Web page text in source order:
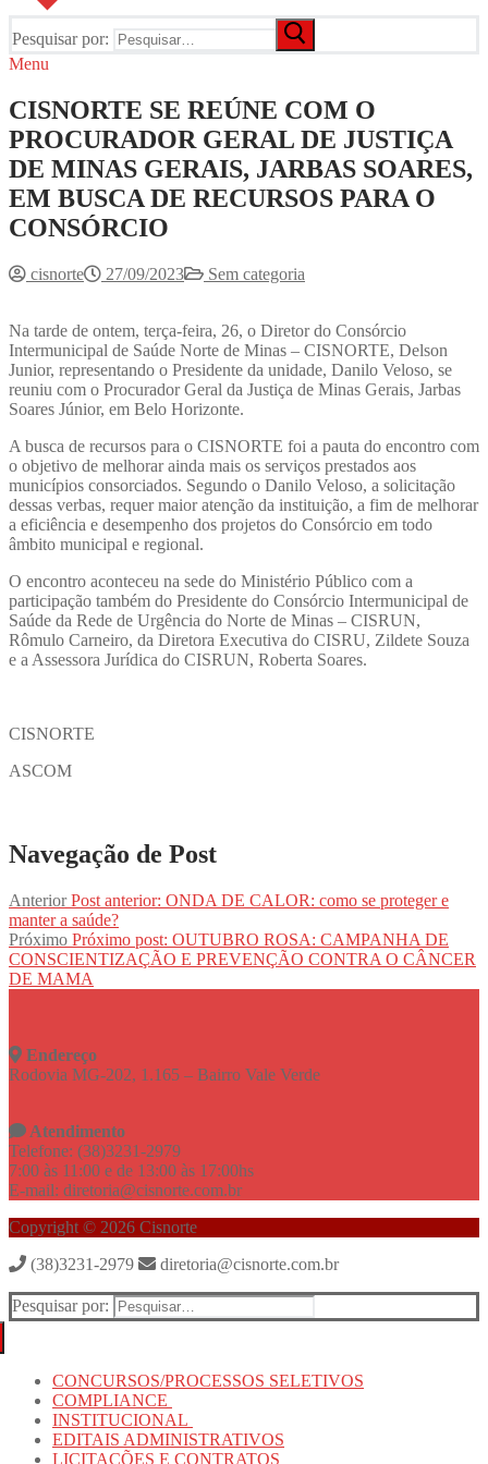
Pesquisar por:
Menu
CISNORTE SE REÚNE COM O
PROCURADOR GERAL DE JUSTIÇA
DE MINAS GERAIS, JARBAS SOARES,
EM BUSCA DE RECURSOS PARA O
CONSÓRCIO
cisnorte 27/09/2023 Sem categoria
Na tarde de ontem, terça-feira, 26, o Diretor do Consórcio
Intermunicipal de Saúde Norte de Minas – CISNORTE, Delson
Junior, representando o Presidente da unidade, Danilo Veloso, se
reuniu com o Procurador Geral da Justiça de Minas Gerais, Jarbas
Soares Júnior, em Belo Horizonte.
A busca de recursos para o CISNORTE foi a pauta do encontro com
o objetivo de melhorar ainda mais os serviços prestados aos
municípios consorciados. Segundo o Danilo Veloso, a solicitação
dessas verbas, requer maior atenção da instituição, a fim de melhorar
a eficiência e desempenho dos projetos do Consórcio em todo
âmbito municipal e regional.
O encontro aconteceu na sede do Ministério Público com a
participação também do Presidente do Consórcio Intermunicipal de
Saúde da Rede de Urgência do Norte de Minas – CISRUN,
Rômulo Carneiro, da Diretora Executiva do CISRU, Zildete Souza
e a Assessora Jurídica do CISRUN, Roberta Soares.
CISNORTE
ASCOM
Navegação de Post
Anterior Post anterior: ONDA DE CALOR: como se proteger e
manter a saúde?
Próximo Próximo post: OUTUBRO ROSA: CAMPANHA DE
CONSCIENTIZAÇÃO E PREVENÇÃO CONTRA O CÂNCER
DE MAMA
Endereço
Rodovia MG-202, 1.165 – Bairro Vale Verde
Atendimento
Telefone: (38)3231-2979
7:00 às 11:00 e de 13:00 às 17:00hs
E-mail: diretoria@cisnorte.com.br
Copyright © 2026 Cisnorte
(38)3231-2979
diretoria@cisnorte.com.br
Pesquisar por:
CONCURSOS/PROCESSOS SELETIVOS
COMPLIANCE
Dados e Receitas e Despesas
Demonstrativo anual e mensal das produções
Laboratório
Estrutura Organizacional
INSTITUCIONAL
Diretoria
Municípios Consorciados
EDITAIS ADMINISTRATIVOS
LICITAÇÕES E CONTRATOS